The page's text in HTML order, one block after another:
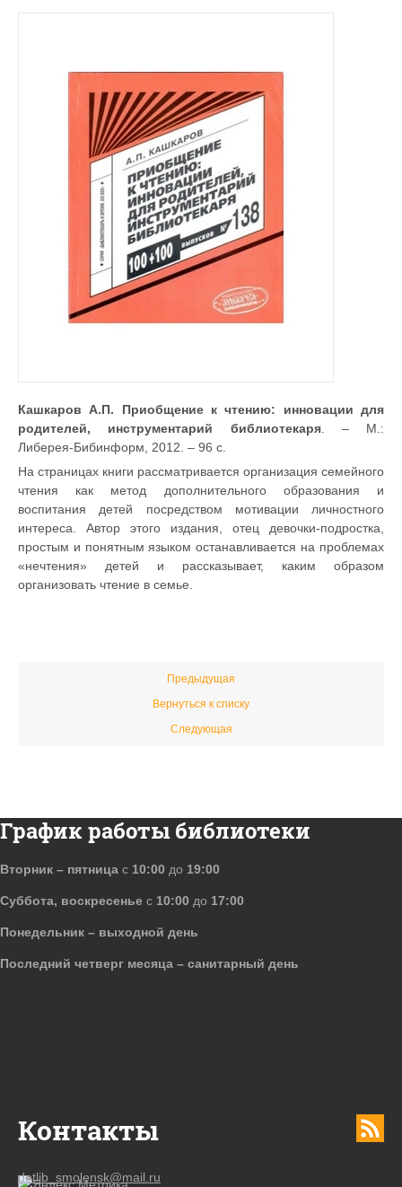
Кашкаров А.П. Приобщение к чтению: инновации для
родителей, инструментарий библиотекаря. – М.:
Либерея-Бибинформ, 2012. – 96 с.
На страницах книги рассматривается организация семейного
чтения как метод дополнительного образования и
воспитания детей посредством мотивации личностного
интереса. Автор этого издания, отец девочки-подростка,
простым и понятным языком останавливается на проблемах
«нечтения» детей и рассказывает, каким образом
организовать чтение в семье.
Предыдущая
Вернуться к списку
Следующая
Контакты
detlib_smolensk@mail.ru
График работы библиотеки
Вторник – пятница с 10:00 до 19:00
Суббота, воскресенье с 10:00 до 17:00
Понедельник – выходной день
Последний четверг месяца – санитарный день